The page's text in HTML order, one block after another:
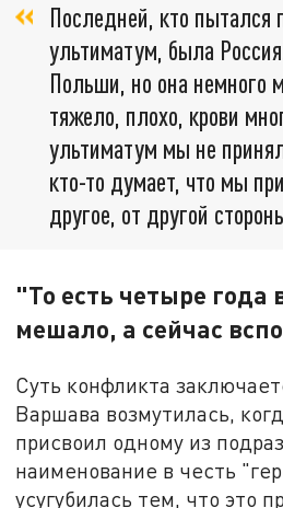
Последней, кто пытался
ультиматум, была
Польши, но она немного
тяжело, плохо, крови
ультиматум мы не
кто-то думает, что мы
другое, от другой
"То есть четыре года
мешало, а сейчас
Суть конфликта
Варшава возмутилась,
присвоил одному из
наименование в честь
усугубилась тем, что это